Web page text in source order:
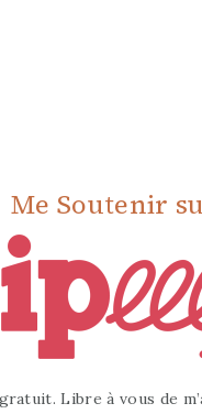
Me Soutenir
Libre à vous de